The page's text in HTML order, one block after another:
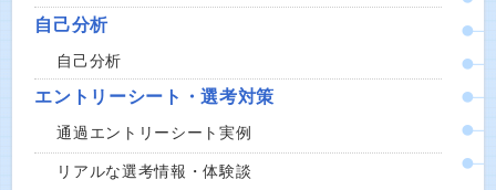
自己分析
自己分析
エントリーシート・選考対策
通過エントリーシート実例
リアルな選考情報・体験談